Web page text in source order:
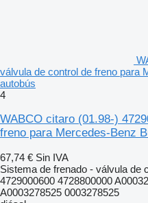
válvula de control de freno para
autobús
4
WABCO citaro (01.98-)
freno para Mercedes-Benz
67,74 € Sin IVA
Sistema de frenado - válvula de
4729000600 4728800000
A0003278525 0003278525